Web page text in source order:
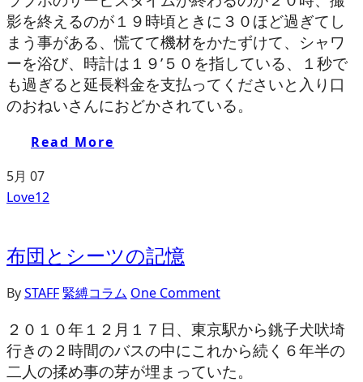
影を終えるのが１９時頃ときに３０ほど過ぎてし
まう事がある、慌てて機材をかたずけて、シャワ
ーを浴び、時計は１９’５０を指している、１秒で
も過ぎると延長料金を支払ってくださいと入り口
のおねいさんにおどかされている。
Read More
5月 07
Love12
布団とシーツの記憶
BySTAFF 緊縛コラム One Comment
２０１０年１２月１７日、東京駅から銚子犬吠埼
行きの２時間のバスの中にこれから続く６年半の
二人の揉め事の芽が埋まっていた。